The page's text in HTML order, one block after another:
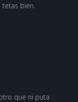
bien.
que ni puta